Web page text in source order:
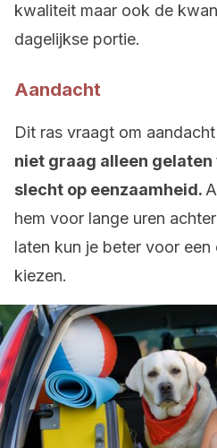
kwaliteit maar ook de
dagelijkse portie.
Aandacht
Dit ras vraagt om
niet graag alleen
slecht op eenzaamheid.
hem voor lange uren
laten kun je beter voor
kiezen.